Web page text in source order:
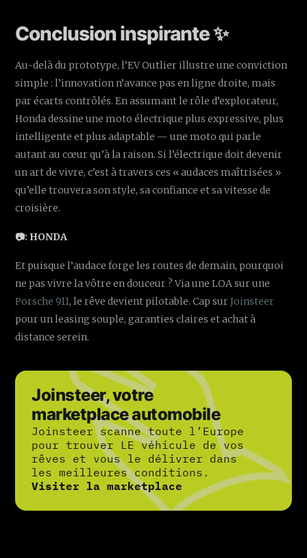
Conclusion inspirante ✨
Au-delà du prototype, l’EV Outlier illustre une conviction
simple : l’innovation n’avance pas en ligne droite, mais
par écarts contrôlés. En assumant le rôle d’explorateur,
Honda dessine une moto électrique plus expressive, plus
intelligente et plus adaptable — une moto qui parle
autant au cœur qu’à la raison. Si l’électrique doit devenir
un art de vivre, c’est à travers ces « audaces maîtrisées »
qu’elle trouvera son style, sa confiance et sa vitesse de
croisière.
📷: HONDA
Et puisque l’audace forge les routes de demain, pourquoi
ne pas vivre la vôtre en douceur ? Via une LOA sur une
Porsche 911, le rêve devient pilotable. Cap surJoinsteer
pour un leasing souple, garanties claires et achat à
distance serein.
Joinsteer, votre
marketplace automobile
Joinsteer scanne toute l’Europe
pour trouver LE véhicule de vos
rêves et vous le délivrer dans
les meilleures conditions.
Visiter la marketplace